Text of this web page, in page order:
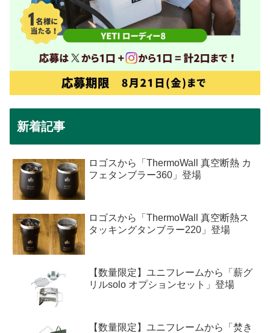
新着記事
ロゴスから「ThermoWall 真空断熱 カ
フェタンブラー360」登場
ロゴスから「ThermoWall 真空断熱ス
タッキングタンブラー220」登場
【数量限定】ユニフレームから「薪グ
リルsolo オプションセット」登場
【数量限定】ユニフレームから「焚き